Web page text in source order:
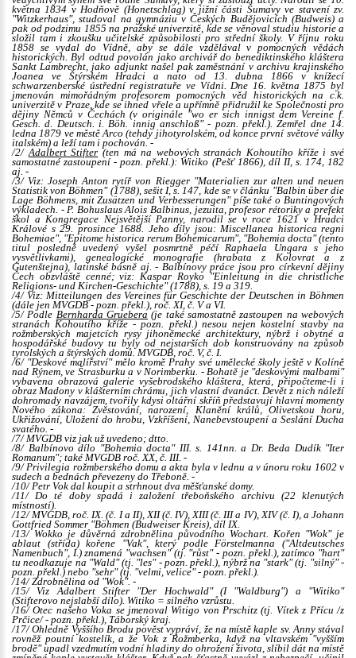
května 1834 vHodňově (Honetschlag)v jižní části Šumavy ve stavení zv.
"Witzkerhaus", studoval na gymnáziu v Českých Budějovicích (Budweis) a
pak od podzimu 1855 na pražské univerzitě, kde se věnoval studiu historie a
složil tam i zkoušku učitelské způsobilosti pro střední školy. V říjnu roku
1858 se vydal do Vídně, aby se dále vzdělával v pomocných vědách
historických. Byl odtud povolán jako archivář do benediktinského kláštera
Sankt Lambrecht, jako adjunkt našel pak zaměstnání v archivu krajinského
Joanea ve Štýrském Hradci a nato od 13. dubna 1866 v knížecí
schwarzenberské ústřední registratuře ve Vídni. Dne 16. května 1875 byl
jmenován mimořádným profesorem pomocných věd historických na c.k.
univerzitě v Praze, kde se ihned vřele a upřímně přidružil ke Společnosti pro
dějiny Němců v Čechách (v originále "wo er sich innigst dem Vereine f.
Gesch. d. Deutsch. i. Böh. innig anschloß" - pozn. překl.). Zemřel dne 14.
ledna 1879 ve městě Arco (tehdy jihotyrolském, od konce první světové války
italském) a leží tam i pochován. -
/2/AdalbertStifter (ten má na webových stranách Kohoutího kříže i své
samostatné zastoupení - pozn. překl.): Witiko (Pešť 1866), díl II, s. 174, 182
aj. -
/3/ Viz: Joseph Anton rytíř von Riegger "Materialien zur alten und neuen
Statistik von Böhmen" (1788), sešit I, s. 147, kde se v článku "Balbin über die
Lage Böhmens, mit Zusätzen und Verbesserungen" píše také o Buntingových
výkladech. - P. Bohuslaus Alois Balbinus, jezuita, profesor rétoriky a prefekt
škol a Kongregace Nejsvětější Panny, narodil se v roce 1621 v Hradci
Králové s 29. prosince 1688. Jeho díly jsou: Miscellanea historica regni
Bohemiae", "Epitome historica rerum Bohemicarum", "Bohemia docta"(tento
titul posledně uvedený vyšel posmrtně péčí Raphaela Ungara s jeho
vysvětlivkami), genealogické monografie (hrabata z Kolovrat a z
Gutenštejna), latinské básně aj. - Balbínovypráce jsou pro církevní dějiny
Čech obzvláště cenné; viz: Kaspar Royko "Einleitung in die christliche
Religions- und Kirchen-Geschichte" (1788), s. 19 a 319.
/4/ Viz: Mitteilungen des Vereines für Geschichte der Deutschen in Böhmen
(dále jen MVGDB - pozn. překl.), roč. XI, č. V a VI.
/5/ Podle BernhardaGruebera (je také samostatně zastoupen na webových
stranách Kohoutího kříže - pozn. překl.) nesou nejen kostelní stavby na
rožmberských majetcích rysy jihoněmecké architektury, nýbrž i obytné a
hospodářské budovy tu byly od nejstarších dob konstruovány na způsob
tyrolských a štýrských domů. MVGDB, roč. V, č. I.
/6/ "Deskové malířství" mělo kromě Prahy své umělecké školy ještě v Kolíně
nad Rýnem, ve Štrasburku a v Norimberku. - Bohatě je "deskovými malbami"
vybavena obrazová galerie vyšebrodského kláštera, která, připočteme-li i
obraz Madony v klášterním chrámu, jich vlastní dvanáct. Devět z nich náleží
dohromady navzájem, tvořily kdysi oltářní skříň představují hlavní momenty
Nového zákona: Zvěstování, narození, Klanění králů, Olivetskou horu,
Ukřižování, Uložení do hrobu, Vzkříšení, Nanebevstoupení a Seslání Ducha
svatého. -
/7/ MVGDB viz jak už uvedeno; dtto.
/8/ Balbínovo dílo "Bohemia docta" III. s. 141nn. a Dr. Beda Dudík"Iter
Romanum"; také MVGDB roč. XX, č. III. -
/9/ Privilegia rožmberského domu a akta byla v lednu a v únoru roku 1602 v
sudech a bednách převezeny do Třeboně. -
/10/ Petr Vok dal koupit a strhnout dva měšťanské domy.
/11/ Do té doby spadá i založení třeboňského archivu (22 klenutých
místností).
/12/ MVGDB, roč. IX. (č. I a II), XII (č. IV), XIII (č. III a IV), XIV (č. I), a Johann
Gottfried Sommer "Böhmen (Budweiser Kreis), díl IX.
/13/ Wokko je důvěrná zdrobnělina původního Wochart. Kořen "Wok"je
ablaut (střída) kořene "Vak", který podle Förstelmanna ("Altdeutsches
Namenbuch", I.) znamená "wachsen" (tj. "růst" - pozn. překl.), zatímco "hart"
tu neodkazuje na "Wald" (tj. "les" - pozn. překl.), nýbrž na "stark" (tj. "silný" -
pozn. překl.) nebo "sehr" (tj. "velmi, velice" - pozn. překl.).
/14/ Zdrobnělina od "Wok". -
/15/ Viz Adalbert Stifter "Der Hochwald" (I "Waldburg") a "Witiko"
(Stifterovo nejslabší dílo). Witiko = silného vzrůstu.
/16/ Otec našeho Voka se jmenoval Witigo von Prschitz (tj. Vítekz Přícu /z
Prčice/ - pozn. překl.), Táborský kraj.
/17/ Ohledně Vyššího Brodu pověst vypráví, že na místě kaple sv. Anny stával
rovněž poutní kostelík, a že Vok z Rožmberka, když na vltavském "vyšším
brodě" upadl vzedmutím vodní hladiny do ohrožení života, slíbil dát na místě